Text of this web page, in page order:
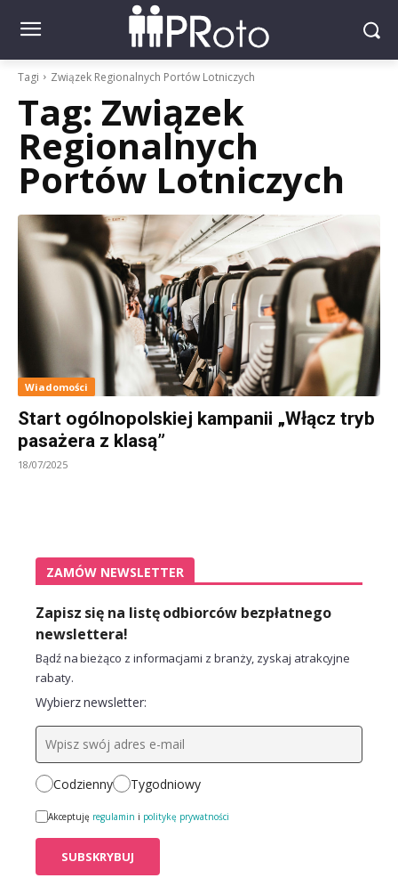
Tagi Związek Regionalnych Portów Lotniczych
Tag: Związek
Regionalnych
Portów Lotniczych
Wiadomości
Start ogólnopolskiej kampanii „Włącz tryb
pasażera z klasą”
18/07/2025
ZAMÓW NEWSLETTER
Zapisz się na listę odbiorców bezpłatnego
newslettera!
Bądź na bieżąco z informacjami z branży, zyskaj atrakcyjne
rabaty.
Wybierz newsletter:
Codzienny Tygodniowy
Akceptuję regulamin i politykę prywatności